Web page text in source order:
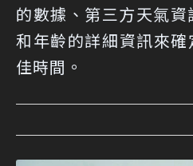
的數據、第三方天氣
和年齡的詳細資訊來
佳時間。